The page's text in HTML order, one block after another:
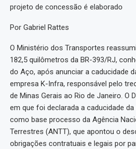
projeto de concessão é elaborado
Por Gabriel Rattes
O Ministério dos Transportes
182,5 quilômetros da BR-393/RJ,
do Aço, após anunciar a caducidade
empresa K-Infra, responsável pelo
de Minas Gerais ao Rio de Janeiro. O
em que foi declarada a caducidade
como base processo da Agência
Terrestres (ANTT), que apontou o
obrigações contratuais e legais por